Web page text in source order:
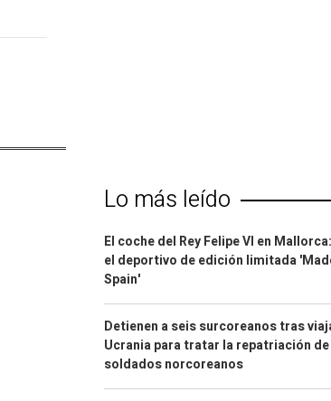
Lo más leído
El coche del Rey Felipe VI en
el deportivo de edición limitada
Spain'
Detienen a seis surcoreanos tras
Ucrania para tratar la repatriación de
soldados norcoreanos